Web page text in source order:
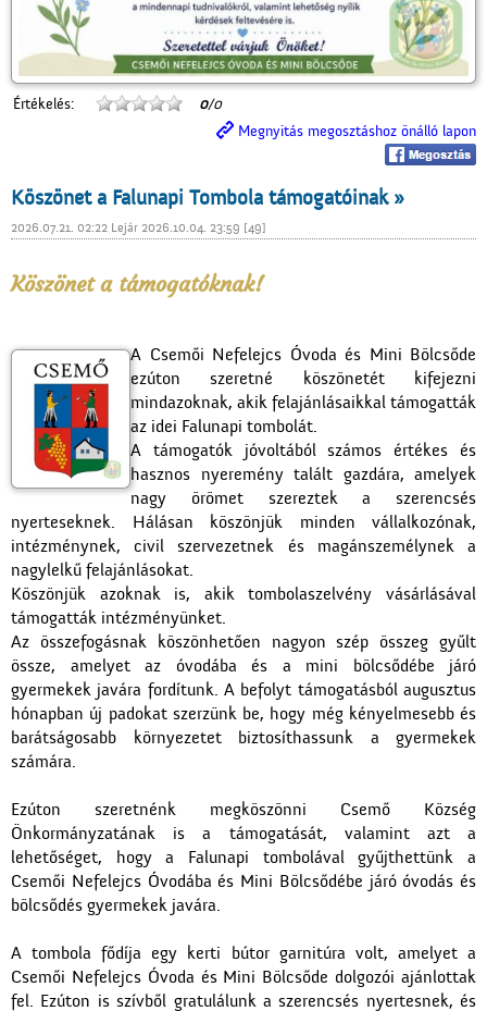
Értékelés: 0/0
Megnyitás megosztáshoz önálló lapon
Köszönet a Falunapi Tombola támogatóinak »
2026.07.21. 02:22 Lejár 2026.10.04. 23:59 [49]
Köszönet a támogatóknak!
A Csemői Nefelejcs Óvoda és Mini Bölcsőde
ezúton szeretné köszönetét kifejezni
mindazoknak, akik felajánlásaikkal támogatták
az idei Falunapi tombolát.
A támogatók jóvoltából számos értékes és
hasznos nyeremény talált gazdára, amelyek
nagy örömet szereztek a szerencsés
nyerteseknek. Hálásan köszönjük minden vállalkozónak,
intézménynek, civil szervezetnek és magánszemélynek a
nagylelkű felajánlásokat.
Köszönjük azoknak is, akik tombolaszelvény vásárlásával
támogatták intézményünket.
Az összefogásnak köszönhetően nagyon szép összeg gyűlt
össze, amelyet az óvodába és a mini bölcsődébe járó
gyermekek javára fordítunk. A befolyt támogatásból augusztus
hónapban új padokat szerzünk be, hogy még kényelmesebb és
barátságosabb környezetet biztosíthassunk a gyermekek
számára.
Ezúton szeretnénk megköszönni Csemő Község
Önkormányzatának is a támogatását, valamint azt a
lehetőséget, hogy a Falunapi tombolával gyűjthettünk a
Csemői Nefelejcs Óvodába és Mini Bölcsődébe járó óvodás és
bölcsődés gyermekek javára.
A tombola fődíja egy kerti bútor garnitúra volt, amelyet a
Csemői Nefelejcs Óvoda és Mini Bölcsőde dolgozói ajánlottak
fel. Ezúton is szívből gratulálunk a szerencsés nyertesnek, és